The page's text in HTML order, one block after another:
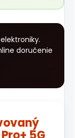
elektroniky.
doručenie